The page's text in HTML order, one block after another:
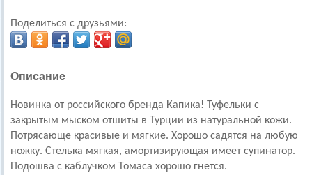
Поделиться с друзьями:
Описание
Новинка от российского бренда Капика! Туфельки с
закрытым мыском отшиты в Турции из натуральной кожи.
Потрясающе красивые и мягкие. Хорошо садятся на любую
ножку. Стелька мягкая, амортизирующая имеет супинатор.
Подошва с каблучком Томаса хорошо гнется.